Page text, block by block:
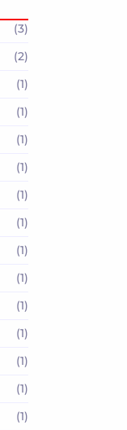
(3)
(2)
(1)
(1)
(1)
(1)
(1)
(1)
(1)
(1)
(1)
(1)
(1)
(1)
(1)